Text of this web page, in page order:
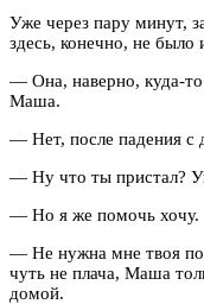
Уже через пару минут,
здесь, конечно, не
— Она, наверно, куда-
Маша.
— Нет, после падения с
— Ну что ты пристал?
— Но я же помочь хочу.
— Не нужна мне твоя
чуть не плача, Маша
домой.